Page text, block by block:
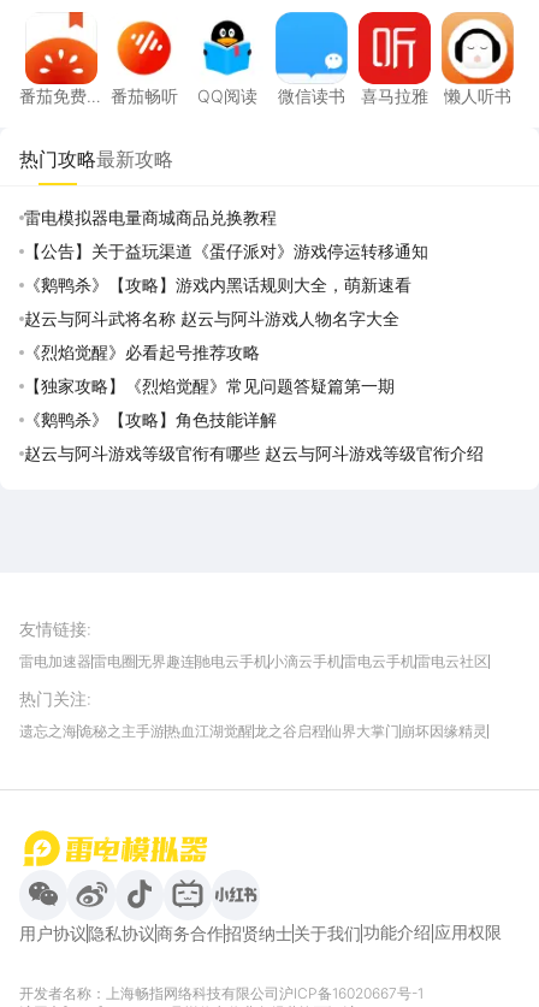
番茄免费小说
番茄免费
番茄畅听
番茄畅听
QQ阅读
QQ阅读
微信读书
微信读书
喜马拉雅
喜马拉雅
懒人听
懒人听书
热门攻略最新攻略
雷电模拟器电量商城商品兑换教程
【公告】关于益玩渠道《蛋仔派对》游戏停运转移通知
《鹅鸭杀》【攻略】游戏内黑话规则大全，萌新速看
赵云与阿斗武将名称 赵云与阿斗游戏人物名字大全
《烈焰觉醒》必看起号推荐攻略
【独家攻略】《烈焰觉醒》常见问题答疑篇第一期
《鹅鸭杀》【攻略】角色技能详解
赵云与阿斗游戏等级官衔有哪些 赵云与阿斗游戏等级官衔介绍
友情链接:
雷电加速器雷电圈无界趣连驰电云手机小滴云手机雷电云手机雷电云社区
我爱vr网华军软件园
热门关注:
遗忘之海诡秘之主手游热血江湖觉醒龙之谷启程仙界大掌门 崩坏因缘精灵
用户协议隐私协议商务合作招贤纳士关于我们功能介绍 应用权限
开发者名称：上海畅指网络科技有限公司沪ICP备16020667号-1
首页
微信
微博 抖音 哔哩哔哩